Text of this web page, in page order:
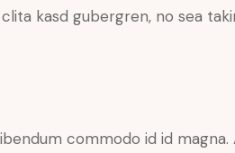
kasd gubergren, no sea
commodo id id magna.